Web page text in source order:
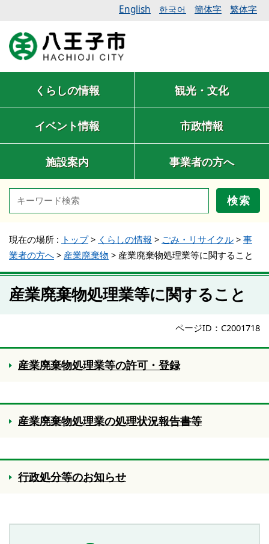
English 한국어 簡体字 繁体字
くらしの情報 観光・文化
イベント情報 市政情報
施設案内 事業者の方へ
検索
現在の場所 : トップ> くらしの情報 > ごみ・リサイクル > 事
業者の方へ > 産業廃棄物 > 産業廃棄物処理業等に関すること
産業廃棄物処理業等に関すること
ページID：C2001718
産業廃棄物処理業等の許可・登録
産業廃棄物処理業の処理状況報告書等
行政処分等のお知らせ